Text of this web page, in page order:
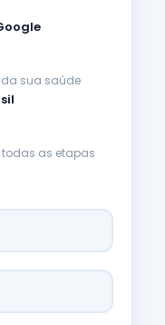
sua saúde
as etapas